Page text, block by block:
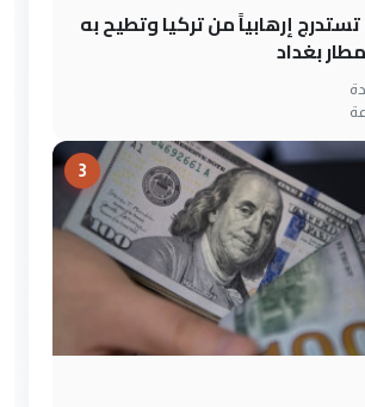
تستدرج إرهابياً من تركيا وتطيح به
بغداد
3